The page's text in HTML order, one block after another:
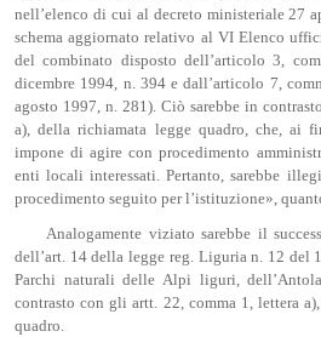
nell’elenco di cui al decreto ministeriale 27
schema aggiornato relativo al VI Elenco
del combinato disposto dell’articolo 3,
dicembre 1994, n. 394 e dall’articolo 7,
agosto 1997, n. 281). Ciò sarebbe in
a), della richiamata legge quadro, che, ai
impone di agire con procedimento
enti locali interessati. Pertanto, sarebbe
procedimento seguito per l’istituzione»,
Analogamente viziato sarebbe il
dell’art. 14 della legge reg. Liguria n. 12 del
Parchi naturali delle Alpi liguri,
contrasto con gli artt. 22, comma 1, lettera
quadro.